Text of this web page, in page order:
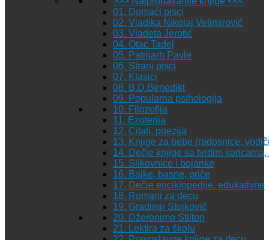
01. Domaći pisci
02. Vladika Nikolaj Velimirović
03. Vladeta Jerotić
04. Otac Tadej
05. Patrijarh Pavle
06. Strani pisci
07. Klasici
08. B.D.Benedikt
09. Popularna psihologija
10. Filozofija
11. Ezoterija
12. Citati, poezija
13. Knjige za bebe (radosnice,
14. Dečje knjige sa tvrdim
15. Slikovnice i bojanke
16. Bajke, basne, priče
17. Dečje enciklopedije, edukativne
18. Romani za decu
19. Gradimir Stojković
20. Džeronimo Stilton
21. Lektira za školu